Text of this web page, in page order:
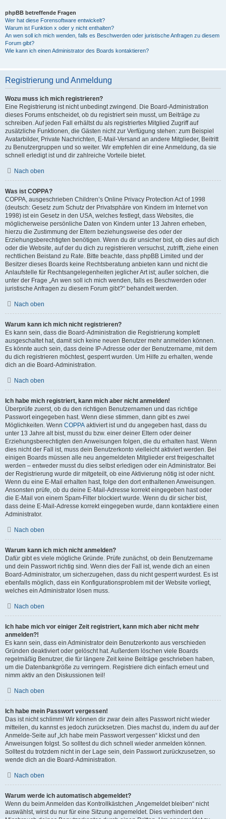
phpBB betreffende Fragen
Wer hat diese Forensoftware entwickelt?
Warum ist Funktion x oder y nicht enthalten?
An wen soll ich mich wenden, falls es Beschwerden oder juristische Anfragen zu diesem
Forum gibt?
Wie kann ich einen Administrator des Boards kontaktieren?
Registrierung und Anmeldung
Wozu muss ich mich registrieren?
Eine Registrierung ist nicht unbedingt zwingend. Die Board-Administration
dieses Forums entscheidet, ob du registriert sein musst, um Beiträge zu
schreiben. Auf jeden Fall erhältst du als registriertes Mitglied Zugriff auf
zusätzliche Funktionen, die Gästen nicht zur Verfügung stehen: zum Beispiel
Avatarbilder, Private Nachrichten, E-Mail-Versand an andere Mitglieder, Beitritt
zu Benutzergruppen und so weiter. Wir empfehlen dir eine Anmeldung, da sie
schnell erledigt ist und dir zahlreiche Vorteile bietet.
Nach oben
Was ist COPPA?
COPPA, ausgeschrieben Children’s Online Privacy Protection Act of 1998
(deutsch: Gesetz zum Schutz der Privatsphäre von Kindern im Internet von
1998) ist ein Gesetz in den USA, welches festlegt, dass Websites, die
möglicherweise persönliche Daten von Kindern unter 13 Jahren erheben,
hierzu die Zustimmung der Eltern beziehungsweise des oder der
Erziehungsberechtigten benötigen. Wenn du dir unsicher bist, ob dies auf dich
oder die Website, auf der du dich zu registrieren versuchst, zutrifft, ziehe einen
rechtlichen Beistand zu Rate. Bitte beachte, dass phpBB Limited und der
Besitzer dieses Boards keine Rechtsberatung anbieten kann und nicht die
Anlaufstelle für Rechtsangelegenheiten jeglicher Art ist; außer solchen, die
unter der Frage „An wen soll ich mich wenden, falls es Beschwerden oder
juristische Anfragen zu diesem Forum gibt?“ behandelt werden.
Nach oben
Warum kann ich mich nicht registrieren?
Es kann sein, dass die Board-Administration die Registrierung komplett
ausgeschaltet hat, damit sich keine neuen Benutzer mehr anmelden können.
Es könnte auch sein, dass deine IP-Adresse oder der Benutzername, mit dem
du dich registrieren möchtest, gesperrt wurden. Um Hilfe zu erhalten, wende
dich an die Board-Administration.
Nach oben
Ich habe mich registriert, kann mich aber nicht anmelden!
Überprüfe zuerst, ob du den richtigen Benutzernamen und das richtige
Passwort eingegeben hast. Wenn diese stimmen, dann gibt es zwei
Möglichkeiten. Wenn COPPA aktiviert ist und du angegeben hast, dass du
unter 13 Jahre alt bist, musst du bzw. einer deiner Eltern oder deiner
Erziehungsberechtigten den Anweisungen folgen, die du erhalten hast. Wenn
dies nicht der Fall ist, muss dein Benutzerkonto vielleicht aktiviert werden. Bei
einigen Boards müssen alle neu angemeldeten Mitglieder erst freigeschaltet
werden – entweder musst du dies selbst erledigen oder ein Administrator. Bei
der Registrierung wurde dir mitgeteilt, ob eine Aktivierung nötig ist oder nicht.
Wenn du eine E-Mail erhalten hast, folge den dort enthaltenen Anweisungen.
Ansonsten prüfe, ob du deine E-Mail-Adresse korrekt eingegeben hast oder
die E-Mail von einem Spam-Filter blockiert wurde. Wenn du dir sicher bist,
dass deine E-Mail-Adresse korrekt eingegeben wurde, dann kontaktiere einen
Administrator.
Nach oben
Warum kann ich mich nicht anmelden?
Dafür gibt es viele mögliche Gründe. Prüfe zunächst, ob dein Benutzername
und dein Passwort richtig sind. Wenn dies der Fall ist, wende dich an einen
Board-Administrator, um sicherzugehen, dass du nicht gesperrt wurdest. Es ist
ebenfalls möglich, dass ein Konfigurationsproblem mit der Website vorliegt,
welches ein Administrator lösen muss.
Nach oben
Ich habe mich vor einiger Zeit registriert, kann mich aber nicht mehr
anmelden?!
Es kann sein, dass ein Administrator dein Benutzerkonto aus verschieden
Gründen deaktiviert oder gelöscht hat. Außerdem löschen viele Boards
regelmäßig Benutzer, die für längere Zeit keine Beiträge geschrieben haben,
um die Datenbankgröße zu verringern. Registriere dich einfach erneut und
nimm aktiv an den Diskussionen teil!
Nach oben
Ich habe mein Passwort vergessen!
Das ist nicht schlimm! Wir können dir zwar dein altes Passwort nicht wieder
mitteilen, du kannst es jedoch zurücksetzen. Dies machst du, indem du auf der
Anmelde-Seite auf „Ich habe mein Passwort vergessen“ klickst und den
Anweisungen folgst. So solltest du dich schnell wieder anmelden können.
Solltest du trotzdem nicht in der Lage sein, dein Passwort zurückzusetzen, so
wende dich an die Board-Administration.
Nach oben
Warum werde ich automatisch abgemeldet?
Wenn du beim Anmelden das Kontrollkästchen „Angemeldet bleiben“ nicht
auswählst, wirst du nur für eine Sitzung angemeldet. Dies verhindert den